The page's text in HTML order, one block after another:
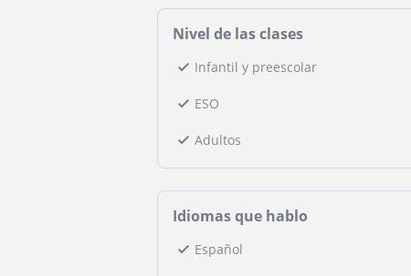
Nivel de las clases
Infantil y preescolar
ESO
Adultos
Idiomas que hablo
Español